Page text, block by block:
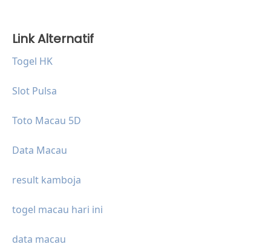
Link Alternatif
Togel HK
Slot Pulsa
Toto Macau 5D
Data Macau
result kamboja
togel macau hari ini
data macau